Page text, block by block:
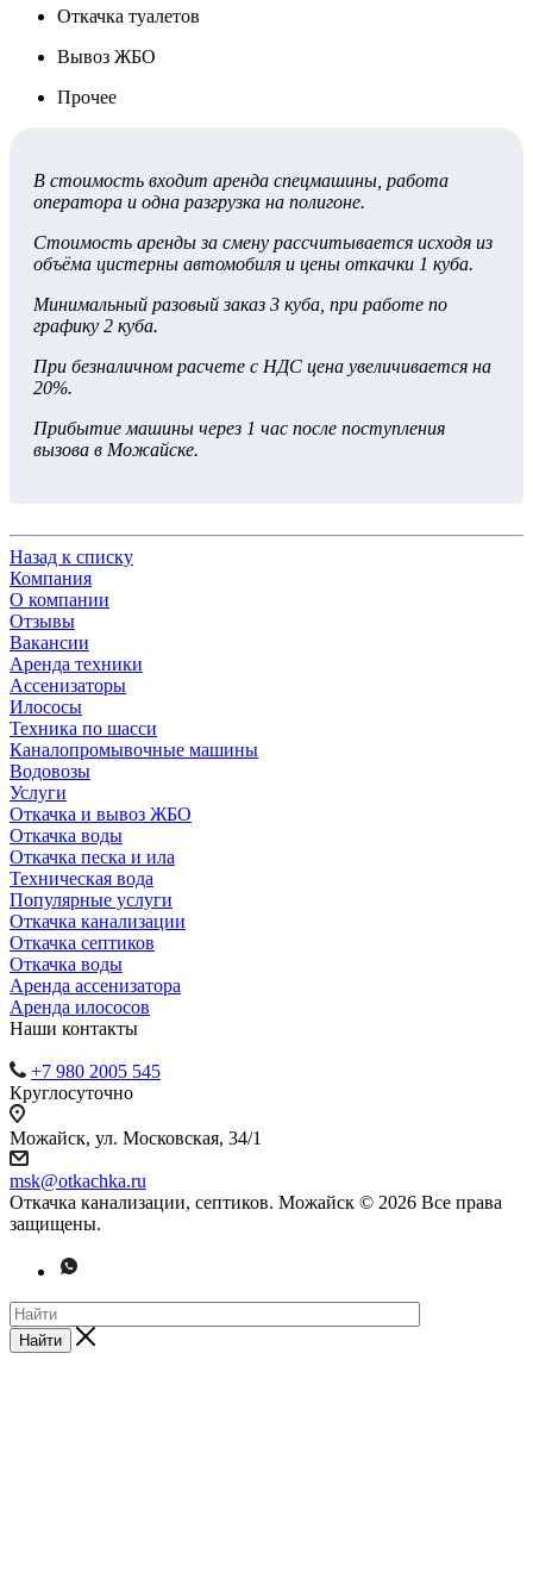
Откачка туалетов
Вывоз ЖБО
Прочее
В стоимость входит аренда спецмашины, работа
оператора и одна разгрузка на полигоне.
Стоимость аренды за смену рассчитывается исходя из
объёма цистерны автомобиля и цены откачки 1 куба.
Минимальный разовый заказ 3 куба, при работе по
графику 2 куба.
При безналичном расчете с НДС цена увеличивается на
20%.
Прибытие машины через 1 час после поступления
вызова в Можайске.
Назад к списку
Компания
О компании
Отзывы
Вакансии
Аренда техники
Ассенизаторы
Илососы
Техника по шасси
Каналопромывочные машины
Водовозы
Услуги
Откачка и вывоз ЖБО
Откачка воды
Откачка песка и ила
Техническая вода
Популярные услуги
Откачка канализации
Откачка септиков
Откачка воды
Аренда ассенизатора
Аренда илососов
Наши контакты
+7 980 2005 545
Круглосуточно
Можайск, ул. Московская, 34/1
msk@otkachka.ru
Откачка канализации, септиков. Можайск © 2026 Все права
защищены.
Найти